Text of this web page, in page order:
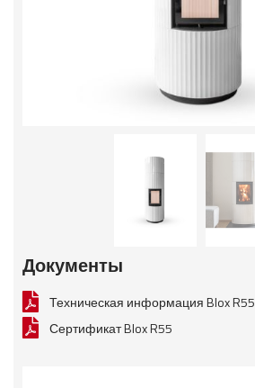
Документы
Техническая информация Blox R55
Сертификат Blox R55